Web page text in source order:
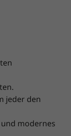
jeder den
modernes